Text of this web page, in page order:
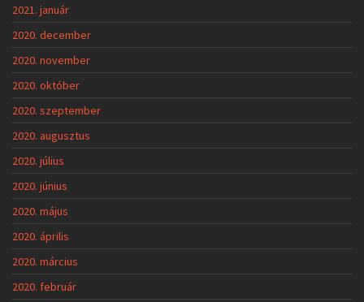
2021. január
2020. december
2020. november
2020. október
2020. szeptember
2020. augusztus
2020. július
2020. június
2020. május
2020. április
2020. március
2020. február